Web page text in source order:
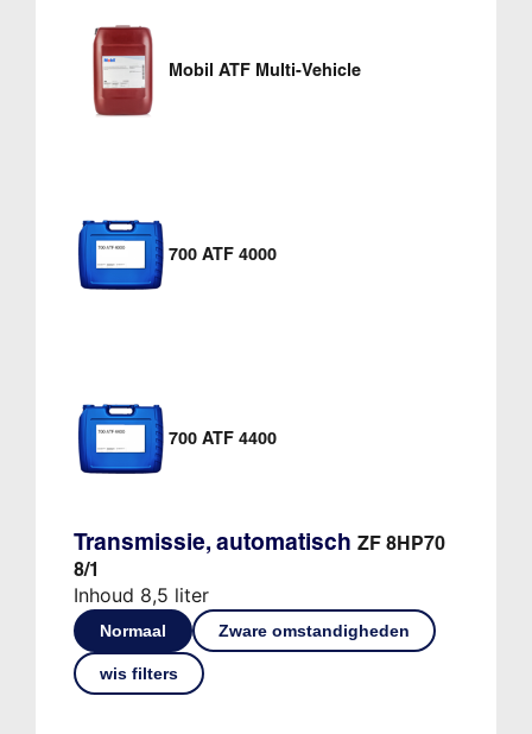
Mobil ATF Multi-Vehicle
700 ATF 4000
700 ATF 4400
Transmissie, automatisch ZF 8HP70
8/1
Inhoud 8,5 liter
Normaal Zware omstandigheden
wis filters